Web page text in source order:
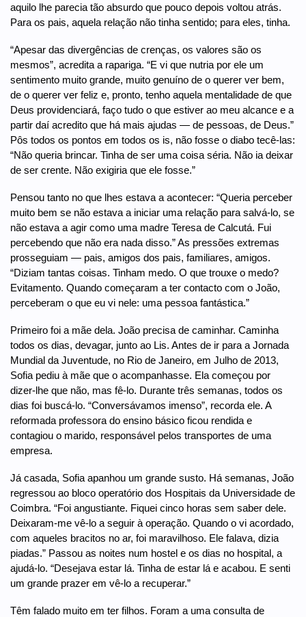
aquilo lhe parecia tão absurdo que pouco depois voltou atrás.
Para os pais, aquela relação não tinha sentido; para eles, tinha.
“Apesar das divergências de crenças, os valores são os
mesmos”, acredita a rapariga. “E vi que nutria por ele um
sentimento muito grande, muito genuíno de o querer ver bem,
de o querer ver feliz e, pronto, tenho aquela mentalidade de que
Deus providenciará, faço tudo o que estiver ao meu alcance e a
partir daí acredito que há mais ajudas — de pessoas, de Deus.”
Pôs todos os pontos em todos os is, não fosse o diabo tecê-las:
“Não queria brincar. Tinha de ser uma coisa séria. Não ia deixar
de ser crente. Não exigiria que ele fosse.”
Pensou tanto no que lhes estava a acontecer: “Queria perceber
muito bem se não estava a iniciar uma relação para salvá-lo, se
não estava a agir como uma madre Teresa de Calcutá. Fui
percebendo que não era nada disso.” As pressões extremas
prosseguiam — pais, amigos dos pais, familiares, amigos.
“Diziam tantas coisas. Tinham medo. O que trouxe o medo?
Evitamento. Quando começaram a ter contacto com o João,
perceberam o que eu vi nele: uma pessoa fantástica.”
Primeiro foi a mãe dela. João precisa de caminhar. Caminha
todos os dias, devagar, junto ao Lis. Antes de ir para a Jornada
Mundial da Juventude, no Rio de Janeiro, em Julho de 2013,
Sofia pediu à mãe que o acompanhasse. Ela começou por
dizer-lhe que não, mas fê-lo. Durante três semanas, todos os
dias foi buscá-lo. “Conversávamos imenso”, recorda ele. A
reformada professora do ensino básico ficou rendida e
contagiou o marido, responsável pelos transportes de uma
empresa.
Já casada, Sofia apanhou um grande susto. Há semanas, João
regressou ao bloco operatório dos Hospitais da Universidade de
Coimbra. “Foi angustiante. Fiquei cinco horas sem saber dele.
Deixaram-me vê-lo a seguir à operação. Quando o vi acordado,
com aqueles bracitos no ar, foi maravilhoso. Ele falava, dizia
piadas.” Passou as noites num hostel e os dias no hospital, a
ajudá-lo. “Desejava estar lá. Tinha de estar lá e acabou. E senti
um grande prazer em vê-lo a recuperar.”
Têm falado muito em ter filhos. Foram a uma consulta de